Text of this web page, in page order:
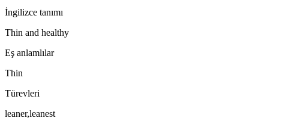
İngilizce tanımı
Thin and healthy
Eş anlamlılar
Thin
Türevleri
leaner,leanest